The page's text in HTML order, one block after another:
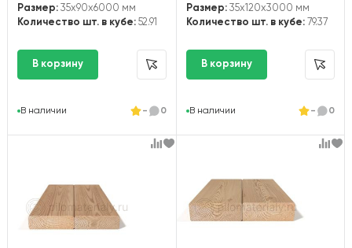
Размер: 35x90x6000 мм
Количество шт. в кубе: 52.91
В наличии - 0
Размер:35x120x3000 мм
Количество шт. в кубе:79.37
В наличии - 0